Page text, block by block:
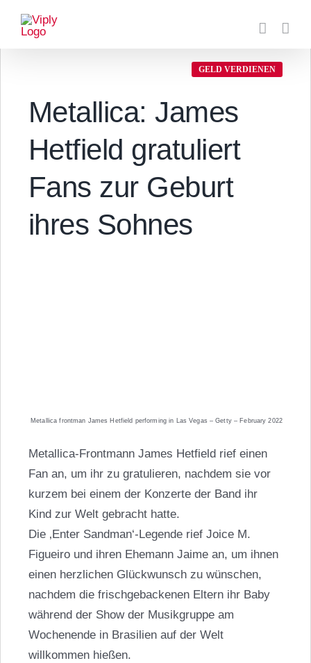
Inhalt
springen
GELD VERDIENEN
Metallica: James
Hetfield gratuliert
Fans zur Geburt
ihres Sohnes
Metallica frontman James Hetfield performing in Las Vegas – Getty – February 2022
Metallica-Frontmann James Hetfield rief einen
Fan an, um ihr zu gratulieren, nachdem sie vor
kurzem bei einem der Konzerte der Band ihr
Kind zur Welt gebracht hatte.
Die ‚Enter Sandman‘-Legende rief Joice M.
Figueiro und ihren Ehemann Jaime an, um ihnen
einen herzlichen Glückwunsch zu wünschen,
nachdem die frischgebackenen Eltern ihr Baby
während der Show der Musikgruppe am
Wochenende in Brasilien auf der Welt
willkommen hießen.